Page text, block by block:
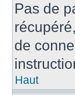
Pas de
de
Haut